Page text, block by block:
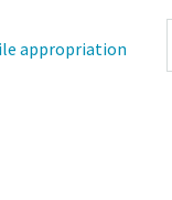
appropriation